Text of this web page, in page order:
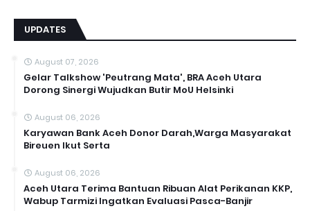
UPDATES
August 07, 2026
Gelar Talkshow 'Peutrang Mata', BRA Aceh Utara
Dorong Sinergi Wujudkan Butir MoU Helsinki
August 06, 2026
Karyawan Bank Aceh Donor Darah,Warga Masyarakat
Bireuen Ikut Serta
August 06, 2026
Aceh Utara Terima Bantuan Ribuan Alat Perikanan KKP,
Wabup Tarmizi Ingatkan Evaluasi Pasca-Banjir